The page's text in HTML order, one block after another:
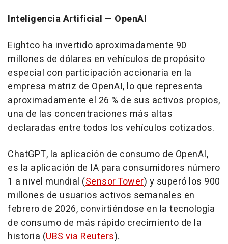
Inteligencia Artificial — OpenAI
Eightco ha invertido aproximadamente 90
millones de dólares en vehículos de propósito
especial con participación accionaria en la
empresa matriz de OpenAI, lo que representa
aproximadamente el 26 % de sus activos propios,
una de las concentraciones más altas
declaradas entre todos los vehículos cotizados.
ChatGPT, la aplicación de consumo de OpenAI,
es la aplicación de IA para consumidores número
1 a nivel mundial (Sensor Tower) y superó los 900
millones de usuarios activos semanales en
febrero de 2026, convirtiéndose en la tecnología
de consumo de más rápido crecimiento de la
historia (UBS via Reuters).